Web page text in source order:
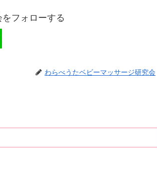
フォローする
わらべうたベビーマッサージ研究会